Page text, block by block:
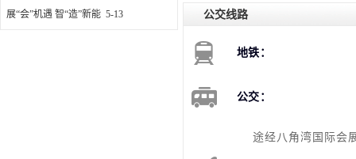
展“会”机遇 智“造”新能 5-13 公交线路
地铁：
公交：
途经八角湾国际会